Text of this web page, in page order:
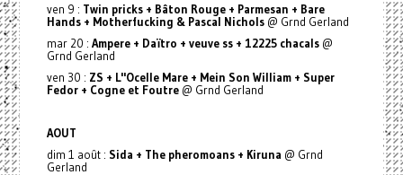
ven 9 : Twin pricks + Bâton Rouge + Parmesan + Bare
Hands + Motherfucking & Pascal Nichols@ Grnd Gerland
mar 20 : Ampere + Daïtro + veuve ss + 12225 chacals@
Grnd Gerland
ven 30 : ZS + L''Ocelle Mare + Mein Son William + Super
Fedor + Cogne et Foutre @ Grnd Gerland
AOUT
dim 1 août : Sida + The pheromoans + Kiruna @ Grnd
Gerland